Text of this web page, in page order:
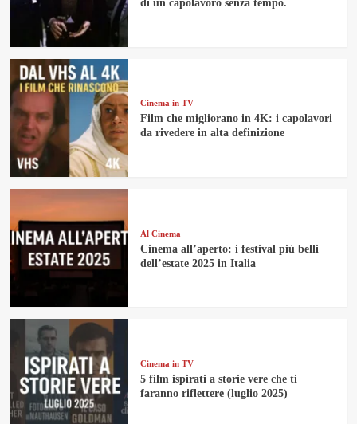
di un capolavoro senza tempo.
Cinema in TV
Film che migliorano in 4K: i capolavori
da rivedere in alta definizione
Al Cinema
Cinema all’aperto: i festival più belli
dell’estate 2025 in Italia
Cinema in TV
5 film ispirati a storie vere che ti
faranno riflettere (luglio 2025)